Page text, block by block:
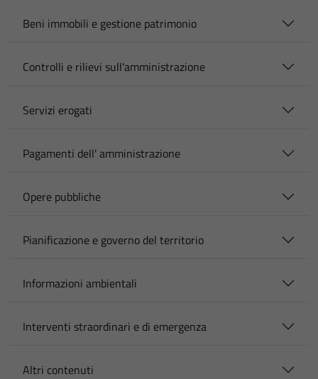
Beni immobili e gestione patrimonio
Controlli e rilievi sull'amministrazione
Servizi erogati
Pagamenti dell' amministrazione
Opere pubbliche
Pianificazione e governo del territorio
Informazioni ambientali
Interventi straordinari e di emergenza
Altri contenuti